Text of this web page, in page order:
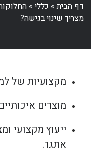
דף הבית» כללי»
מצריך שינוי בגישה?
מקצועיות של למעלה
מוצרים
ייעוץ מקצועי
אתגר.